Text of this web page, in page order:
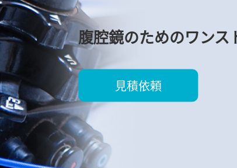
腹腔鏡のためのワンス
見積依頼